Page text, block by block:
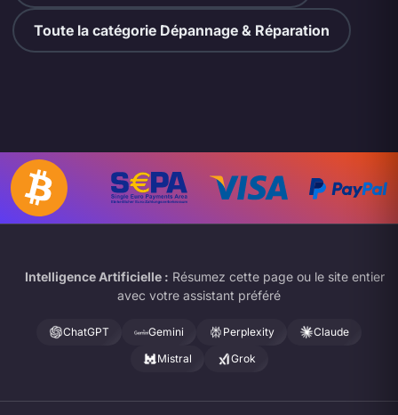
Toute la catégorie Dépannage & Réparation
Intelligence Artificielle : Résumez cette page ou le site entier
avec votre assistant préféré
ChatGPT Gemini Perplexity
Claude
Mistral
Grok